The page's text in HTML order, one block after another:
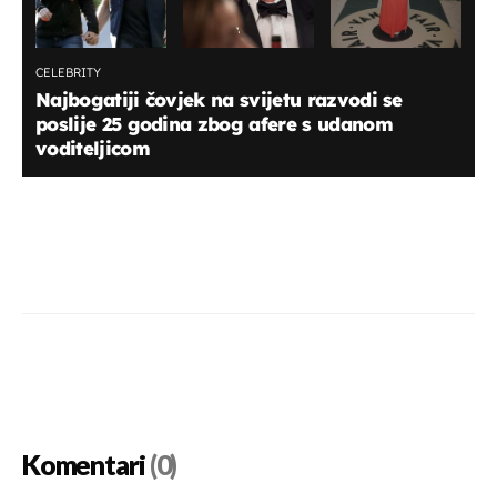
CELEBRITY
Najbogatiji čovjek na svijetu razvodi se
poslije 25 godina zbog afere s udanom
voditeljicom
Komentari(0)